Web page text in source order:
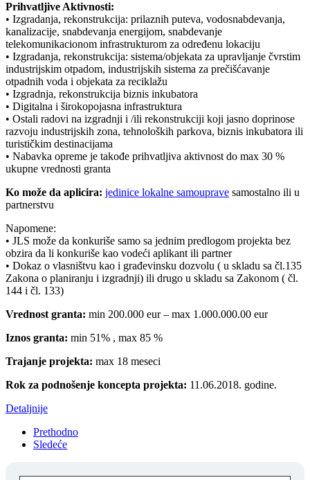
Prihvatljive Aktivnosti:
• Izgradanja, rekonstrukcija: prilaznih puteva, vodosnabdevanja,
kanalizacije, snabdevanja energijom, snabdevanje
telekomunikacionom infrastrukturom za određenu lokaciju
• Izgradanja, rekonstrukcija: sistema/objekata za upravljanje čvrstim
industrijskim otpadom, industrijskih sistema za prečišćavanje
otpadnih voda i objekata za reciklažu
• Izgradnja, rekonstrukcija biznis inkubatora
• Digitalna i širokopojasna infrastruktura
• Ostali radovi na izgradnji i /ili rekonstrukciji koji jasno doprinose
razvoju industrijskih zona, tehnoloških parkova, biznis inkubatora ili
turističkim destinacijama
• Nabavka opreme je takođe prihvatljiva aktivnost do max 30 %
ukupne vrednosti granta
Ko može da aplicira: jedinice lokalne samouprave samostalno ili u
partnerstvu
Napomene:
• JLS može da konkuriše samo sa jednim predlogom projekta bez
obzira da li konkuriše kao vodeći aplikant ili partner
• Dokaz o vlasništvu kao i građevinsku dozvolu ( u skladu sa čl.135
Zakona o planiranju i izgradnji) ili drugo u skladu sa Zakonom ( čl.
144 i čl. 133)
Vrednost granta: min 200.000 eur – max 1.000.000.00 eur
Iznos granta: min 51% , max 85 %
Trajanje projekta: max 18 meseci
Rok za podnošenje koncepta projekta: 11.06.2018. godine.
Detaljnije
Prethodno
Sledeće